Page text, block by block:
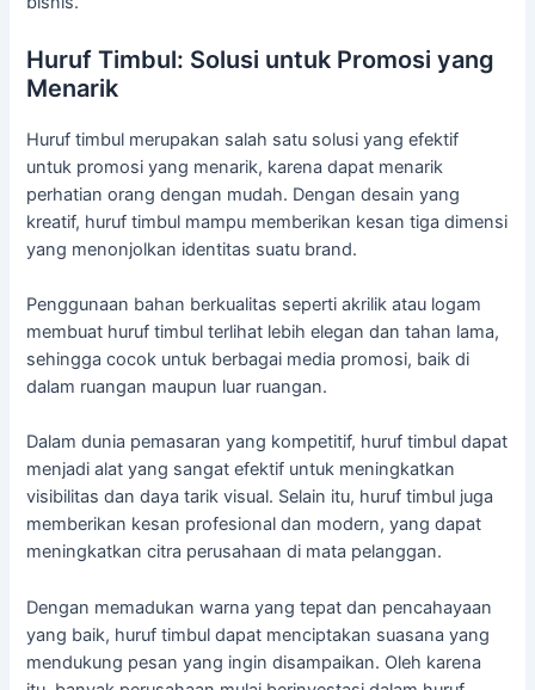
Huruf Timbul: Solusi untuk Promosi yang
Menarik
Huruf timbul merupakan salah satu solusi yang efektif
untuk promosi yang menarik, karena dapat menarik
perhatian orang dengan mudah. Dengan desain yang
kreatif, huruf timbul mampu memberikan kesan tiga dimensi
yang menonjolkan identitas suatu brand.
Penggunaan bahan berkualitas seperti akrilik atau logam
membuat huruf timbul terlihat lebih elegan dan tahan lama,
sehingga cocok untuk berbagai media promosi, baik di
dalam ruangan maupun luar ruangan.
Dalam dunia pemasaran yang kompetitif, huruf timbul dapat
menjadi alat yang sangat efektif untuk meningkatkan
visibilitas dan daya tarik visual. Selain itu, huruf timbul juga
memberikan kesan profesional dan modern, yang dapat
meningkatkan citra perusahaan di mata pelanggan.
Dengan memadukan warna yang tepat dan pencahayaan
yang baik, huruf timbul dapat menciptakan suasana yang
mendukung pesan yang ingin disampaikan. Oleh karena